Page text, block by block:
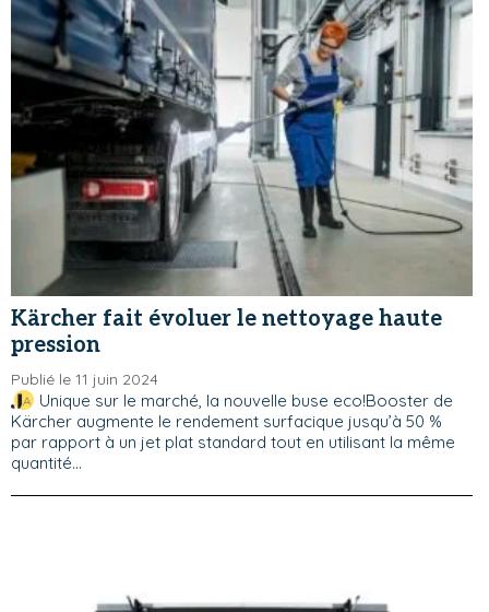
Kärcher fait évoluer le nettoyage haute
pression
Publié le 11 juin 2024
Unique sur le marché, la nouvelle buse eco!Booster de
Kärcher augmente le rendement surfacique jusqu’à 50 %
par rapport à un jet plat standard tout en utilisant la même
quantité...